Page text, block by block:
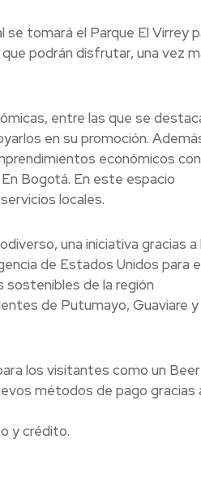
se tomará el Parque El Virrey
podrán disfrutar, una vez
entre las que se
en su promoción.
económicos con
Bogotá. En este espacio
locales.
una iniciativa gracias a
de Estados Unidos para
sostenibles de la región
de Putumayo, Guaviare y
los visitantes como un Beer
métodos de pago gracias
y crédito.